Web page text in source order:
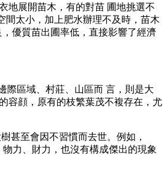
地展開苗木，有的對苗 圃地挑選不
間太小，加上肥水辦理不及時，苗木
優質苗出圃率低，直接影響了經濟
際區域、村莊、山區而 言，則是大
容顔，原有的枝繁葉茂不複存在，尤
甚至會因不習慣而去世。例如，
力、財力，也沒有構成傑出的現象